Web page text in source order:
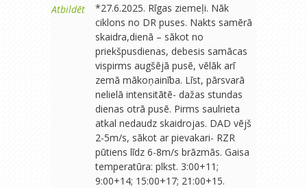
Atbildēt
*27.6.2025. Rīgas ziemeļi. Nāk
ciklons no DR puses. Nakts samērā
skaidra,dienā – sākot no
priekšpusdienas, debesis samācas
vispirms augšējā pusē, vēlāk arī
zemā mākoņainība. Līst, pārsvarā
nelielā intensitātē- dažas stundas
dienas otrā pusē. Pirms saulrieta
atkal nedaudz skaidrojas. DAD vējš
2-5m/s, sākot ar pievakari- RZR
pūtiens līdz 6-8m/s brāzmās. Gaisa
temperatūra: plkst. 3:00+11;
9:00+14; 15:00+17; 21:00+15.